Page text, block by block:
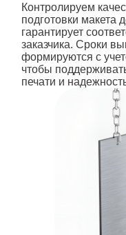
Контролируем
подготовки макета
гарантирует
заказчика. Сроки
формируются с
чтобы
печати и